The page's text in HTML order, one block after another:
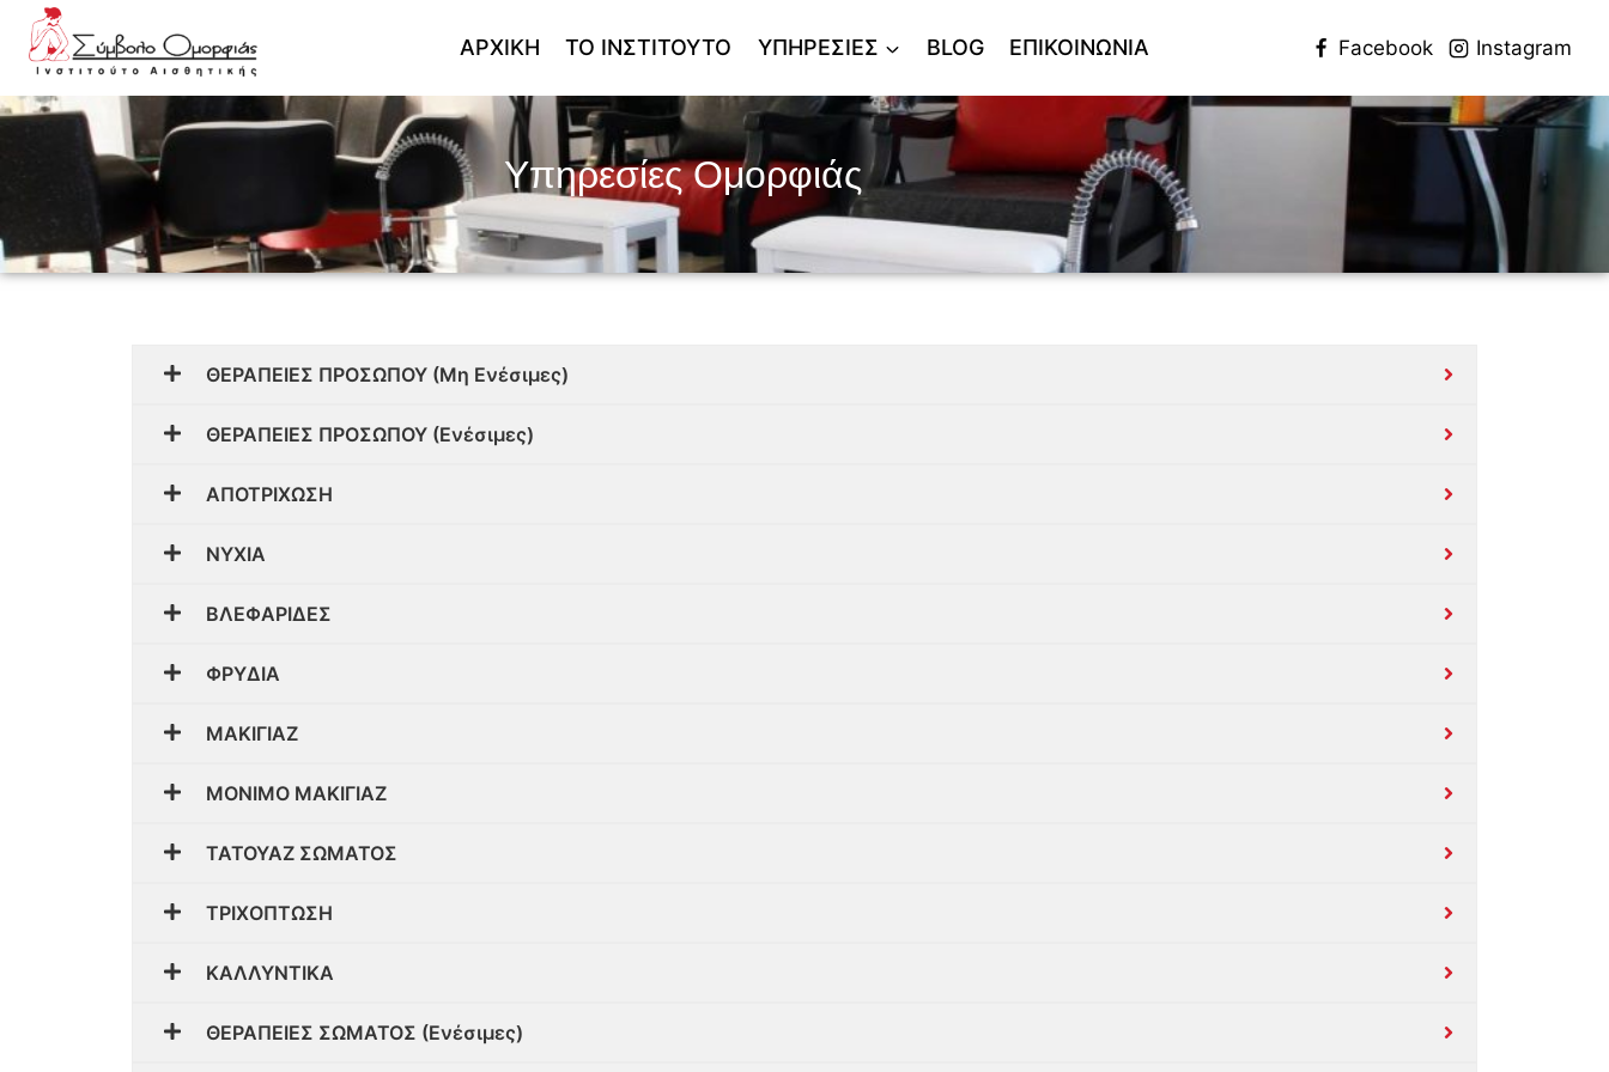
ΑΡΧΙΚΗ ΤΟ ΙΝΣΤΙΤΟΥΤΟ ΥΠΗΡΕΣΙΕΣ BLOG ΕΠΙΚΟΙΝΩΝΙΑ Facebook Instagram
Υπηρεσίες Ομορφιάς
ΘΕΡΑΠΕΙΕΣ ΠΡΟΣΩΠΟΥ (Μη Ενέσιμες)​
ΘΕΡΑΠΕΙΕΣ ΠΡΟΣΩΠΟΥ (Ενέσιμες)​
ΑΠΟΤΡΙΧΩΣΗ
ΝΥΧΙΑ
ΒΛΕΦΑΡΙΔΕΣ
ΦΡΥΔΙΑ
ΜΑΚΙΓΙΑΖ
ΜΟΝΙΜΟ ΜΑΚΙΓΙΑΖ
ΤΑΤΟΥΑΖ ΣΩΜΑΤΟΣ
ΤΡΙΧΟΠΤΩΣΗ
ΚΑΛΛΥΝΤΙΚΑ
ΘΕΡΑΠΕΙΕΣ ΣΩΜΑΤΟΣ (Ενέσιμες)​